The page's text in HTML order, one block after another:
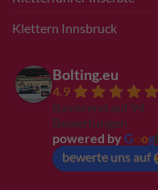
Klettern Innsbruck
Bolting.eu
4.9
Basierend auf 94
Bewertungen
powered by G ogl
bewerte uns auf